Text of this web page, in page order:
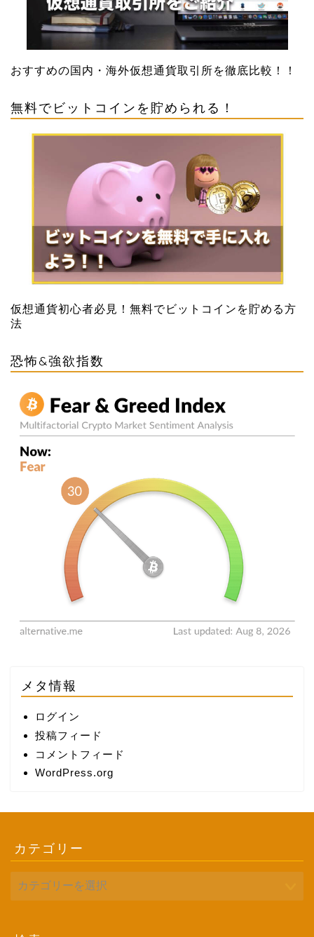
おすすめの国内・海外仮想通貨取引所を徹底比較！！
無料でビットコインを貯められる！
仮想通貨初心者必見！無料でビットコインを貯める方
法
恐怖&強欲指数
メタ情報
ログイン
投稿フィード
コメントフィード
WordPress.org
カテゴリー